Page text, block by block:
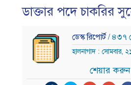
ডাক্তার পদে চাকরির
ডেস্ক রিপোর্ট/ ৪৩৭
হালনাগাদ : সোমবার,
শেয়ার করুন